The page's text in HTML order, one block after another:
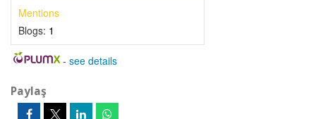
Mentions
Blogs: 1
- see details
Paylaş